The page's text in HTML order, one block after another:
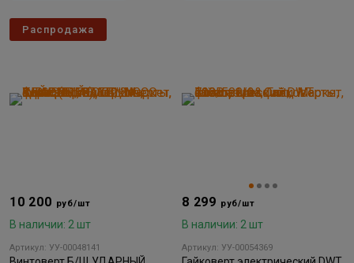
10 200 руб/шт
В наличии: 2 шт
Артикул: УУ-00048141
Распродажа
8 299 руб/шт
В наличии: 2 шт
Артикул: УУ-00054369